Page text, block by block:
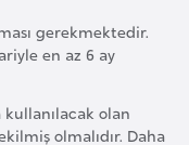
gerekmektedir.
en az 6 ay
olan
olmalıdır. Daha